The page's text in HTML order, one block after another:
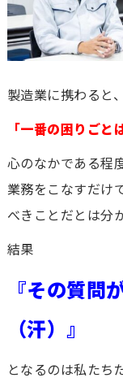
製造業に携わると
「一番の困りごと
心のなかである程
業務をこなすだけ
べきことだとは分
結果
『その質問
（汗）』
となるのは私たち